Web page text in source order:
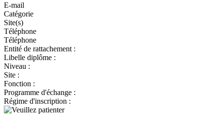
E-mail
Catégorie
Site(s)
Téléphone
Téléphone
Entité de rattachement :
Libelle diplôme :
Niveau :
Site :
Fonction :
Programme d'échange :
Régime d'inscription :